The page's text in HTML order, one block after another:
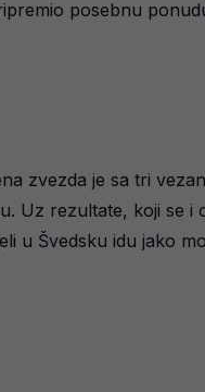
posebnu
zvezda je sa tri
Uz rezultate, koji se i
u Švedsku idu jako